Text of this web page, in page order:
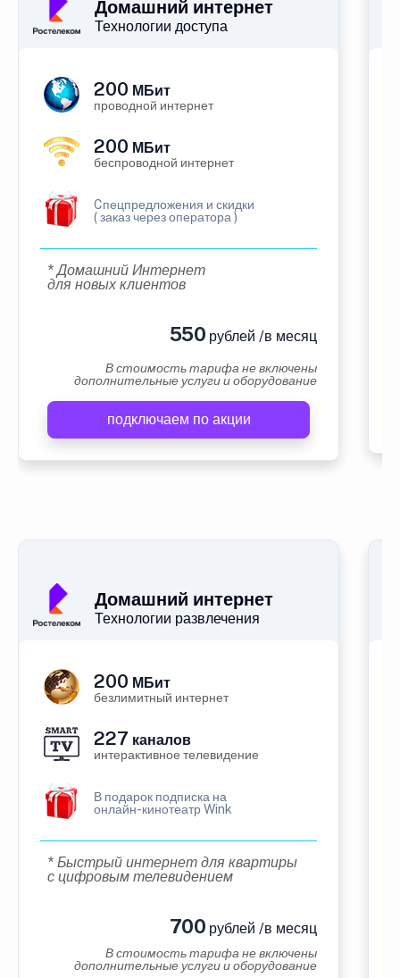
Домашний интернет
Технологии доступа
200 МБит
проводной интернет
200 МБит
беспроводной интернет
Cпецпредложения и скидки
( заказ через оператора )
* Домашний Интернет
для новых клиентов
550 рублей /в месяц
В стоимость тарифа не включены
дополнительные услуги и оборудование
подключаем по акции
Домашний интернет
Технологии развлечения
200 МБит
безлимитный интернет
227 каналов
интерактивное телевидение
В подарок подписка на
онлайн-кинотеатр Wink
* Быстрый интернет для квартиры
с цифровым телевидением
700 рублей /в месяц
В стоимость тарифа не включены
дополнительные услуги и оборудование